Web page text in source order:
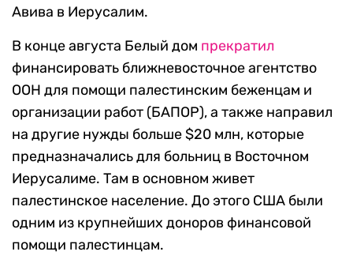
Авива в Иерусалим.
В конце августа Белый дом прекратил
финансировать ближневосточное агентство
ООН для помощи палестинским беженцам и
организации работ (БАПОР), а также направил
на другие нужды больше $20 млн, которые
предназначались для больниц в Восточном
Иерусалиме. Там в основном живет
палестинское население. До этого США были
одним из крупнейших доноров финансовой
помощи палестинцам.